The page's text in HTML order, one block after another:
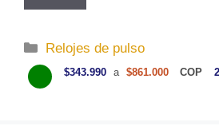
C
a
t
Relojes de pulso
$343.990 a $861.000 COP 2